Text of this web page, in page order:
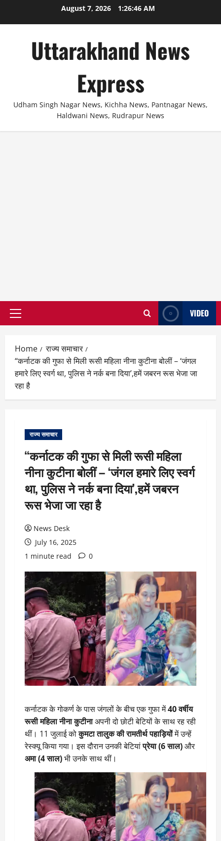
August 7, 2026 1:26:47 AM
Uttarakhand News
Express
Udham Singh Nagar News, Kichha News, Pantnagar News,
Haldwani News, Rudrapur News
Primary
VIDEO
Home
राज्य समाचार
“कर्नाटक की गुफा से मिली रूसी महिला नीना कुटीना बोलीं – ‘जंगल
हमारे लिए स्वर्ग था, पुलिस ने नर्क बना दिया’,हमें जबरन रूस भेजा जा
रहा है
राज्य समाचार
“कर्नाटक की गुफा से मिली रूसी महिला
नीना कुटीना बोलीं – ‘जंगल हमारे लिए स्वर्ग
था, पुलिस ने नर्क बना दिया’,हमें जबरन
रूस भेजा जा रहा है
News Desk
July 16, 2025
1 minute read
0
कर्नाटक के गोकर्ण के पास जंगलों के बीच एक गुफा में40 वर्षीय
रूसी महिला नीना कुटीनाअपनी दो छोटी बेटियों के साथ रह रही
थीं। 11 जुलाई कोकुमटा तालुक की रामतीर्थ पहाड़ियोंमें उन्हें
रेस्क्यू किया गया। इस दौरान उनकी बेटियांप्रेया (6 साल)और
अमा (4 साल)भी उनके साथ थीं।